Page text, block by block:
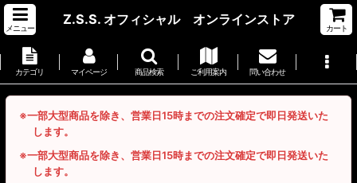
メニュー
Z.S.S. オフィシャル オンラインストア
カート
カテゴリ マイページ 商品検索 ご利用案内 問い合わせ
※一部大型商品を除き、営業日15時までの注文確定で即日発送いた
します。
※一部大型商品を除き、営業日15時までの注文確定で即日発送いた
します。